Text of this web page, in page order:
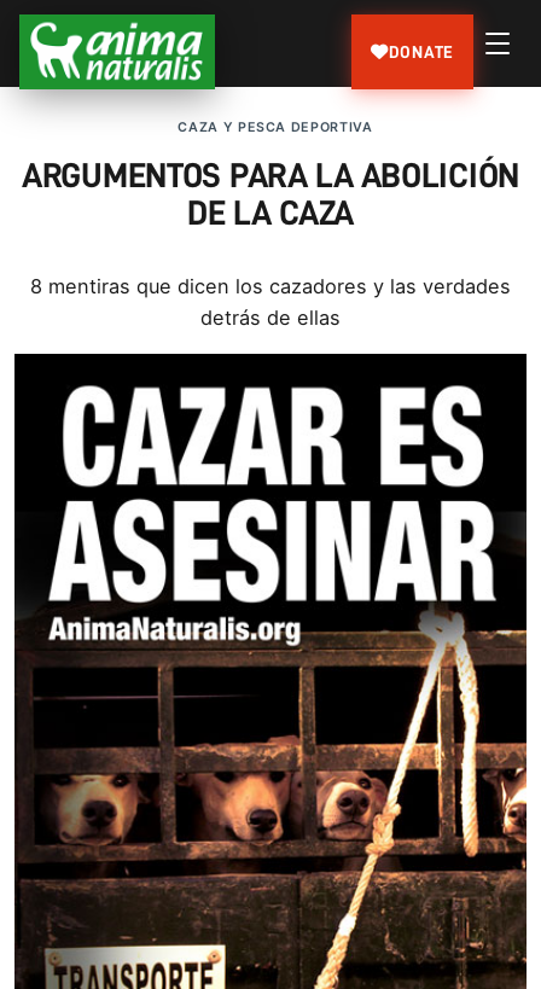
DONATE
CAZA Y PESCA DEPORTIVA
ARGUMENTOS PARA LA ABOLICIÓN
DE LA CAZA
8 mentiras que dicen los cazadores y las verdades
detrás de ellas